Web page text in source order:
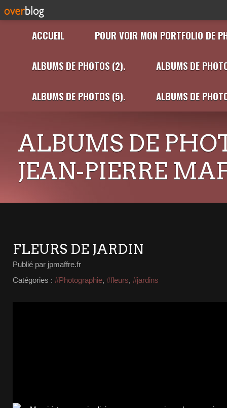
ACCUEIL POUR VOIR MON PORTFOLIO DE
ALBUMS DE PHOTOS (2). ALBUMS DE
ALBUMS DE PHOTOS (5). ALBUMS DE
ALBUMS DE
JEAN-PIERRE
FLEURS DE JARDIN
Publié par jpmaffre.fr
Catégories : #Photographie, #fleurs, #jardins